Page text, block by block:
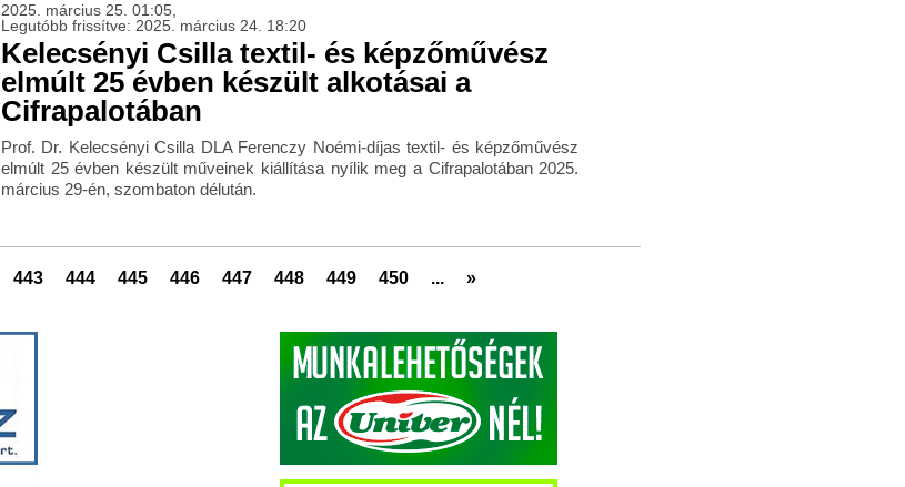
2025. március 25. 01:05,
Legutóbb frissítve: 2025. március 24. 18:20
Kelecsényi Csilla textil- és képzőművész
elmúlt 25 évben készült alkotásai a
Cifrapalotában
Prof. Dr. Kelecsényi Csilla DLA Ferenczy Noémi-díjas textil- és képzőművész
elmúlt 25 évben készült műveinek kiállítása nyílik meg a Cifrapalotában 2025.
március 29-én, szombaton délután.
443 444 445 446 447 448 449 450 ... »